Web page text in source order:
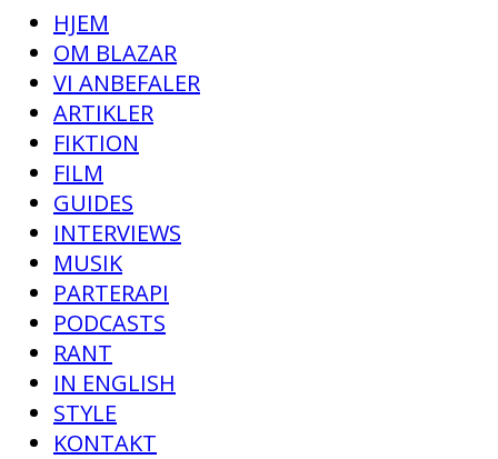
HJEM
OM BLAZAR
VI ANBEFALER
ARTIKLER
FIKTION
FILM
GUIDES
INTERVIEWS
MUSIK
PARTERAPI
PODCASTS
RANT
IN ENGLISH
STYLE
KONTAKT